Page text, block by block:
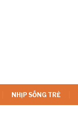
NHỊP SỐNG TRẺ